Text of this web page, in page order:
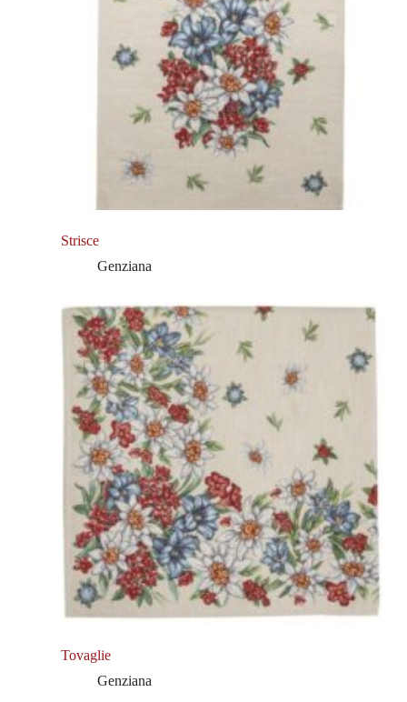
Strisce
Genziana
Tovaglie
Genziana